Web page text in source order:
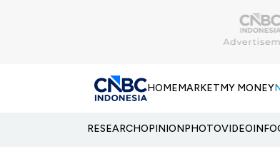
HOMEMARKETMY MONEY
RESEARCHOPINIONPHOTOVIDEO